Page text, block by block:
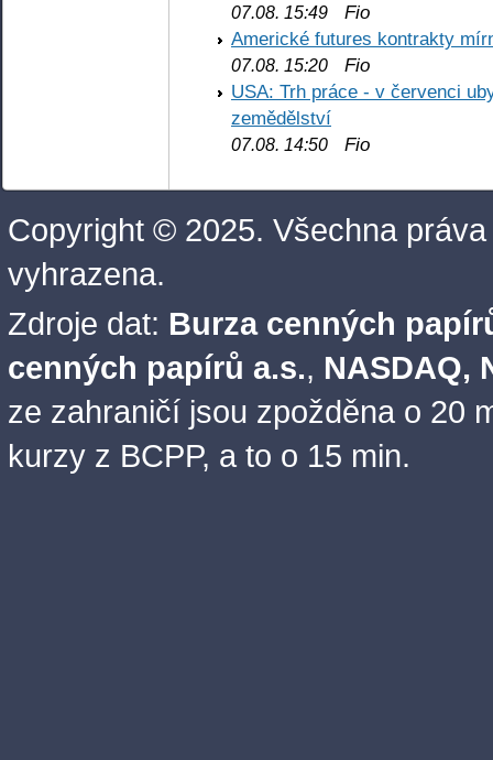
07.08. 15:49 Fio
Americké futures kontrakty
07.08. 15:20 Fio
USA: Trh práce - v červenci
zemědělství
07.08. 14:50 Fio
Copyright © 2025. Všechna práva
vyhrazena.
Zdroje dat: Burza cenných
cenných papírů a.s., NASDAQ,
ze zahraničí jsou zpožděna o 20
kurzy z BCPP, a to o 15 min.